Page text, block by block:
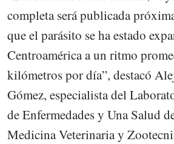
completa será publicada
que el parásito se ha estado
Centroamérica a un ritmo
kilómetros por día”, destacó
Gómez, especialista del
de Enfermedades y Una Salud
Medicina Veterinaria y